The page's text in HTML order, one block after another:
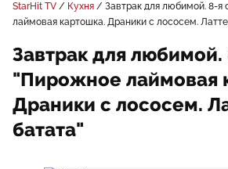
StarHit TV Кухня
Завтрак для любимой. 8-я
лаймовая картошка. Драники с лососем. Латте
Завтрак для любимой.
"Пирожное лаймовая
Драники с лососем.
батата"